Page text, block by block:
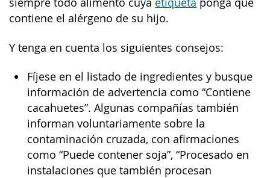
contiene el alérgeno de su hijo.
Y tenga en cuenta los siguientes consejos:
Fíjese en el listado de ingredientes y busque
información de advertencia como “Contiene
cacahuetes”. Algunas compañías también
informan voluntariamente sobre la
contaminación cruzada, con afirmaciones
como “Puede contener soja”, “Procesado en
instalaciones que también procesan